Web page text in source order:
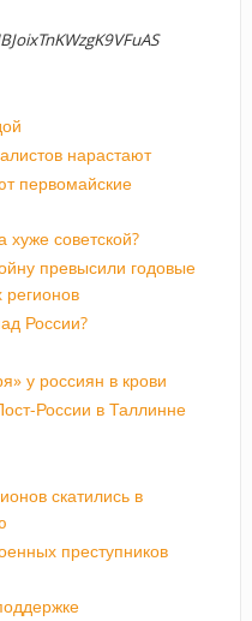
нарастают
первомайские
советской?
превысили годовые
России?
у россиян в крови
России в Таллинне
скатились в
преступников